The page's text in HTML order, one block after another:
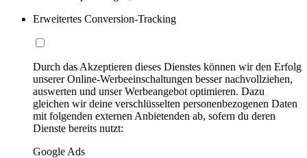
Erweitertes Conversion-Tracking
Durch das Akzeptieren dieses Dienstes können wir den Erfolg
unserer Online-Werbeeinschaltungen besser nachvollziehen,
auswerten und unser Werbeangebot optimieren. Dazu
gleichen wir deine verschlüsselten personenbezogenen Daten
mit folgenden externen Anbietenden ab, sofern du deren
Dienste bereits nutzt:
Google Ads